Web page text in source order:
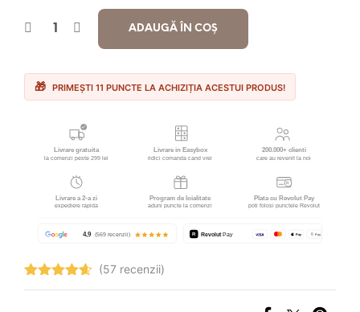
ADAUGĂ ÎN COȘ
PRIMEȘTI 11 PUNCTE LA ACHIZIȚIA ACESTUI PRODUS!
Evaluat la
(57 recenzii)